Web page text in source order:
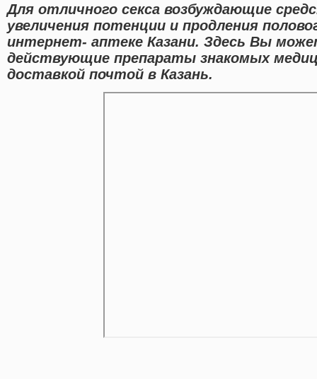
Для отличного секса возбуждающие
увеличения потенции и продления
интернет- аптеке Казани. Здесь Вы
действующие препараты знакомых
доставкой почтой в Казань.